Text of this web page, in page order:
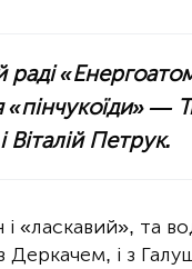
раді
«пінчукоїди» —
Петрук.
і «ласкавий», та
Деркачем, і з